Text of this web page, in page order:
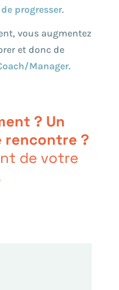
progresser.
vous augmentez
et donc de
Manager.
? Un
rencontre ?
de votre